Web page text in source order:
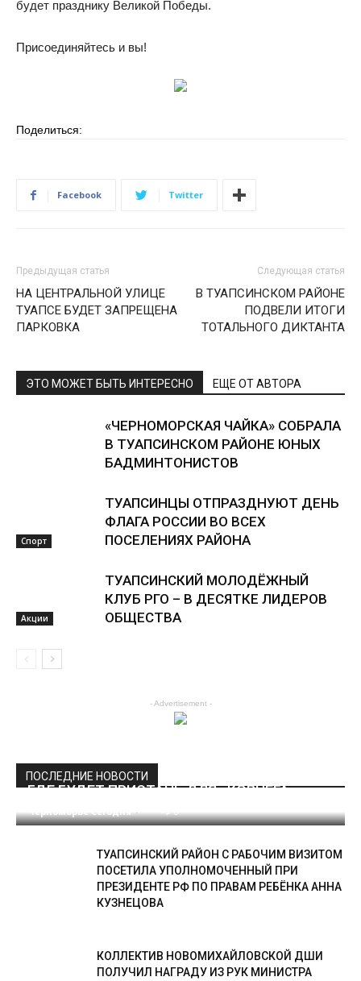
будет празднику Великой Победы.
Присоединяйтесь и вы!
Поделиться:
Facebook Twitter
Предыдущая статья
НА ЦЕНТРАЛЬНОЙ УЛИЦЕ
ТУАПСЕ БУДЕТ ЗАПРЕЩЕНА
ПАРКОВКА
Следующая статья
В ТУАПСИНСКОМ РАЙОНЕ
ПОДВЕЛИ ИТОГИ
ТОТАЛЬНОГО ДИКТАНТА
ЭТО МОЖЕТ БЫТЬ ИНТЕРЕСНО ЕЩЕ ОТ АВТОРА
Спорт
«ЧЕРНОМОРСКАЯ ЧАЙКА» СОБРАЛА
В ТУАПСИНСКОМ РАЙОНЕ ЮНЫХ
БАДМИНТОНИСТОВ
Акции
ТУАПСИНЦЫ ОТПРАЗДНУЮТ ДЕНЬ
ФЛАГА РОССИИ ВО ВСЕХ
ПОСЕЛЕНИЯХ РАЙОНА
ТУАПСИНСКИЙ МОЛОДЁЖНЫЙ
КЛУБ РГО – В ДЕСЯТКЕ ЛИДЕРОВ
ОБЩЕСТВА
- Advertisement -
ПОСЛЕДНИЕ НОВОСТИ
ГДЕ БУДЕТ ПРИСТАНЬ ДЛЯ «КОВЧЕГА»
Черноморье Сегодня - 0
ТУАПСИНСКИЙ РАЙОН С РАБОЧИМ ВИЗИТОМ
ПОСЕТИЛА УПОЛНОМОЧЕННЫЙ ПРИ
ПРЕЗИДЕНТЕ РФ ПО ПРАВАМ РЕБЁНКА АННА
КУЗНЕЦОВА
КОЛЛЕКТИВ НОВОМИХАЙЛОВСКОЙ ДШИ
ПОЛУЧИЛ НАГРАДУ ИЗ РУК МИНИСТРА